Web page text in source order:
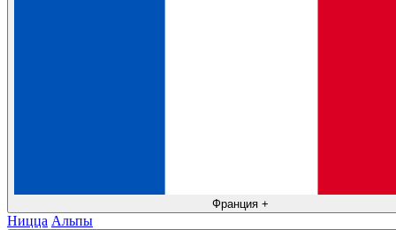
Франция +
Ницца Альпы